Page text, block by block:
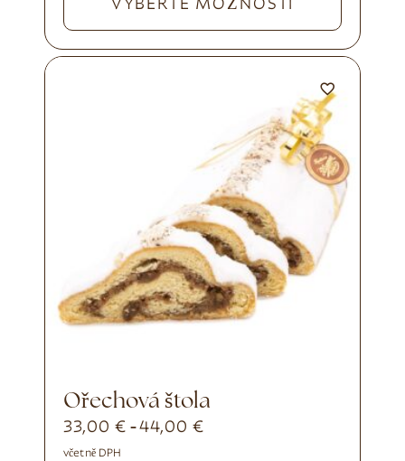
VYBERTE MOŽNOSTI
Ořechová štola
33,00 € -44,00€
včetně DPH